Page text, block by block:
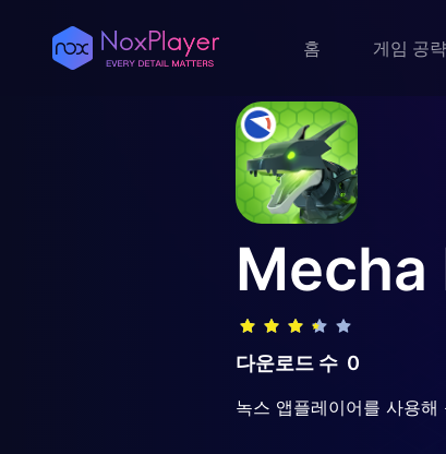
홈 게임 공략
Mecha
다운로드 수 0
녹스 앱플레이어를 사용